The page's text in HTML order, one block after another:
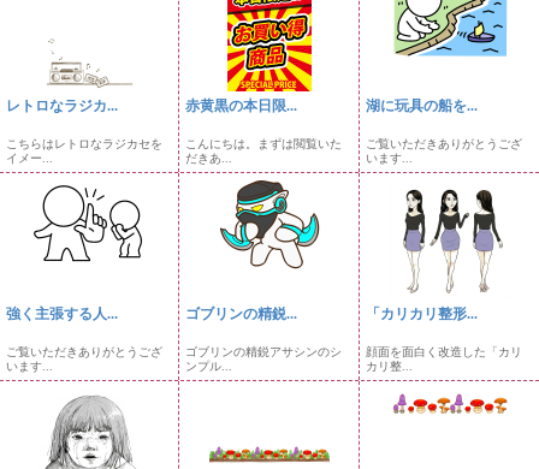
レトロなラジカ...
こちらはレトロなラジカセを
イメー...
赤黄黒の本日限...
こんにちは。まずは閲覧いた
だきあ...
湖に玩具の船を...
ご覧いただきありがとうござ
います...
強く主張する人...
ご覧いただきありがとうござ
います...
ゴブリンの精鋭...
ゴブリンの精鋭アサシンのシ
ンプル...
「カリカリ整形...
顔面を面白く改造した「カリ
カリ整...